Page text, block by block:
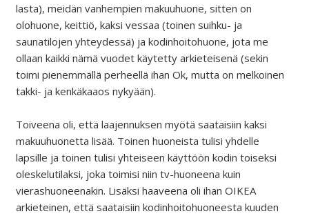
lasta), meidän vanhempien makuuhuone, sitten on
olohuone, keittiö, kaksi vessaa (toinen suihku- ja
saunatilojen yhteydessä) ja kodinhoitohuone, jota me
ollaan kaikki nämä vuodet käytetty arkieteisenä (sekin
toimi pienemmällä perheellä ihan Ok, mutta on melkoinen
takki- ja kenkäkaaos nykyään).
Toiveena oli, että laajennuksen myötä saataisiin kaksi
makuuhuonetta lisää. Toinen huoneista tulisi yhdelle
lapsille ja toinen tulisi yhteiseen käyttöön kodin toiseksi
oleskelutilaksi, joka toimisi niin tv-huoneena kuin
vierashuoneenakin. Lisäksi haaveena oli ihan OIKEA
arkieteinen, että saataisiin kodinhoitohuoneesta kuuden